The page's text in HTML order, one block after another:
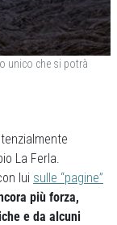
unico che si potrà
La Ferla.
lui sulle “pagine”
più forza,
e da alcuni